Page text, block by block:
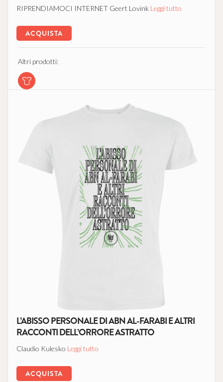
RIPRENDIAMOCI INTERNET Geert Lovink Leggi tutto
ACQUISTA
Altri prodotti:
L’ABISSO PERSONALE DI ABN AL-FARABI E ALTRI
RACCONTI DELL’ORRORE ASTRATTO
Claudio Kulesko Leggi tutto
ACQUISTA